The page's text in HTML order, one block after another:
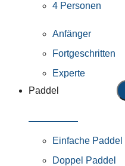
4 Personen
Anfänger
Fortgeschritten
Experte
Paddel
Einfache Paddel
Doppel Paddel